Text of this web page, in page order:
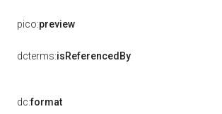
pico:preview
dcterms:isReferencedBy
dc:format